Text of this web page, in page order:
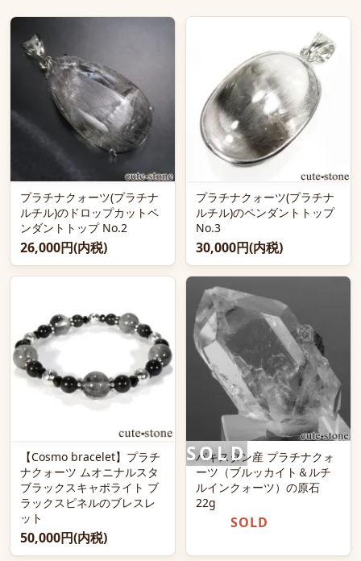
プラチナクォーツ(プラチナ
ルチル)のドロップカットペ
ンダントトップ No.2
26,000円(内税)
プラチナクォーツ(プラチナ
ルチル)のペンダントトップ
No.3
30,000円(内税)
【Cosmo bracelet】プラチ
ナクォーツ ムオニナルスタ
ブラックスキャポライト ブ
ラックスピネルのブレスレ
ット
50,000円(内税)
パキスタン産 プラチナクォ
ーツ（ブルッカイト＆ルチ
ルインクォーツ）の原石
22g